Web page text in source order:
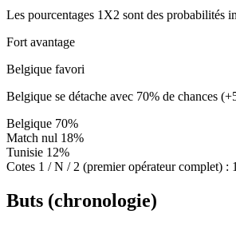
Les pourcentages 1X2 sont des probabilités
Fort avantage
Belgique favori
Belgique se détache avec 70% de chances
Belgique 70%
Match nul 18%
Tunisie 12%
Cotes 1 / N / 2 (premier opérateur complet) :
Buts (chronologie)